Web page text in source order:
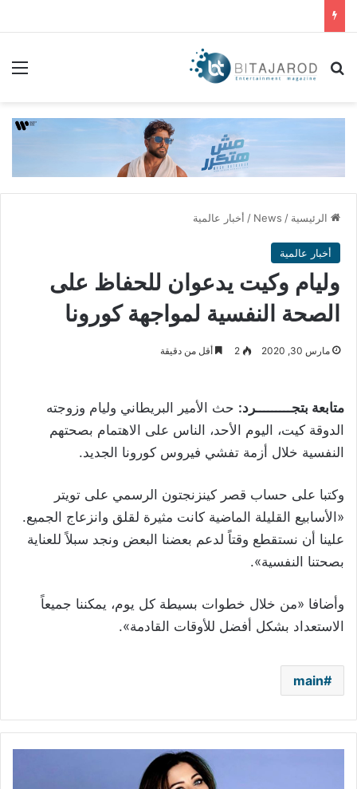
بحث عن
الرئيسية /
News
/ أخبار عالمية
أخبار عالمية
وليام وكيت يدعوان للحفاظ على
الصحة النفسية لمواجهة كورونا
مارس 30, 2020 2 أقل من دقيقة
متابعة بتجـــــــــرد: حث الأمير البريطاني وليام وزوجته
الدوقة كيت، اليوم الأحد، الناس على الاهتمام بصحتهم
النفسية خلال أزمة تفشي فيروس كورونا الجديد.
وكتبا على حساب قصر كينزنجتون الرسمي على تويتر
«الأسابيع القليلة الماضية كانت مثيرة لقلق وانزعاج الجميع.
علينا أن نستقطع وقتاً لدعم بعضنا البعض ونجد سبلاً للعناية
بصحتنا النفسية».
وأضافا «من خلال خطوات بسيطة كل يوم، يمكننا جميعاً
الاستعداد بشكل أفضل للأوقات القادمة».
main